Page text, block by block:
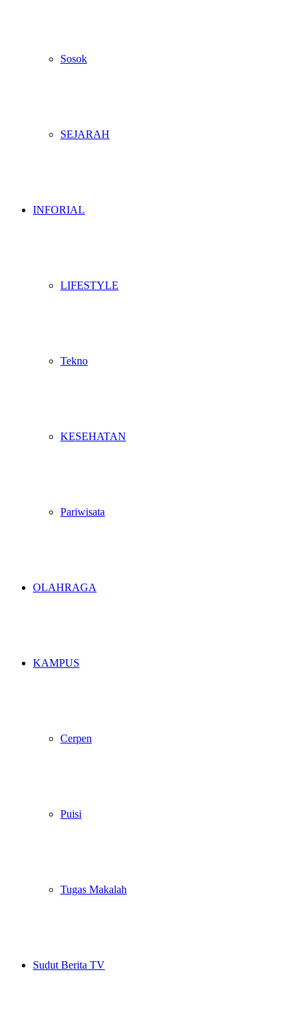
Sosok
SEJARAH
INFORIAL
LIFESTYLE
Tekno
KESEHATAN
Pariwisata
OLAHRAGA
KAMPUS
Cerpen
Puisi
Tugas Makalah
Sudut Berita TV